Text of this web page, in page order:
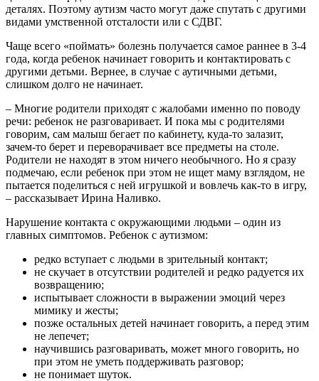
деталях. Поэтому аутизм часто могут даже спутать с другими
видами умственной отсталости или с СДВГ.
Чаще всего «поймать» болезнь получается самое раннее в 3-4
года, когда ребенок начинает говорить и контактировать с
другими детьми. Вернее, в случае с аутичными детьми,
слишком долго не начинает.
– Многие родители приходят с жалобами именно по поводу
речи: ребенок не разговаривает. И пока мы с родителями
говорим, сам малыш бегает по кабинету, куда-то залазит,
зачем-то берет и переворачивает все предметы на столе.
Родители не находят в этом ничего необычного. Но я сразу
подмечаю, если ребенок при этом не ищет маму взглядом, не
пытается поделиться с ней игрушкой и вовлечь как-то в игру,
– рассказывает Ирина Наливко.
Нарушение контакта с окружающими людьми – один из
главных симптомов. Ребенок с аутизмом:
редко вступает с людьми в зрительный контакт;
не скучает в отсутствии родителей и редко радуется их
возвращению;
испытывает сложности в выражении эмоций через
мимику и жесты;
позже остальных детей начинает говорить, а перед этим
не лепечет;
научившись разговаривать, может много говорить, но
при этом не уметь поддерживать разговор;
не понимает шуток.